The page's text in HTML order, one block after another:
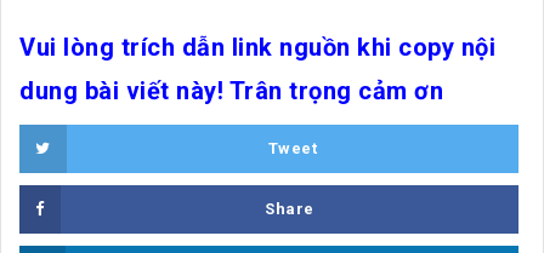
Vui lòng trích dẫn link nguồn khi copy nội
dung bài viết này! Trân trọng cảm ơn
Tweet
Share